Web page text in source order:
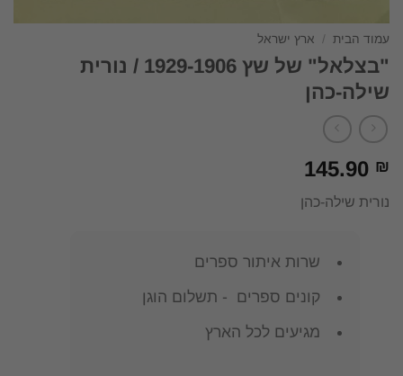
עמוד הבית / ארץ ישראל
"בצלאל" של שץ 1929-1906 / נורית
שילה-כהן
145.90 ₪
נורית שילה-כהן
שרות איתור ספרים
קונים ספרים - תשלום הוגן
מגיעים לכל הארץ